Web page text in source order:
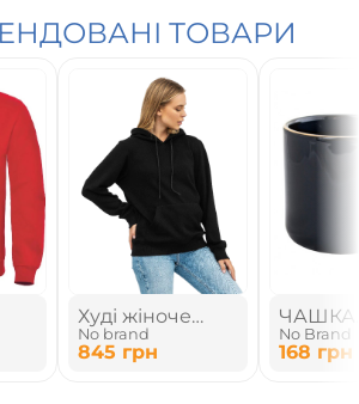
ТОВАРИ
Худі жіноче
полегшене
No brand
845 грн
ЧАШКА
No Brand
168 грн